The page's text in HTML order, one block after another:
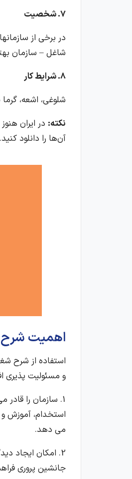
7. شخصیت
در برخی از
شاغل – سازمان
8. شرایط کار
شلوغی، اشعه،
نکته: در ایران
آن‌ها را دانلود کنید.
اهمیت
استفاده از شرح
و مسئولیت پذیری
1. سازمان را
استخدام، آموزش و
می دهد.
2. امکان ایجاد
جانشین پروری